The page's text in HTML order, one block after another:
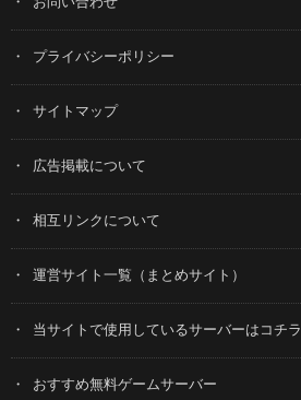
プライバシーポリシー
サイトマップ
広告掲載について
相互リンクについて
運営サイト一覧（まとめサイト）
当サイトで使用しているサーバーはコチラ
おすすめ無料ゲームサーバー